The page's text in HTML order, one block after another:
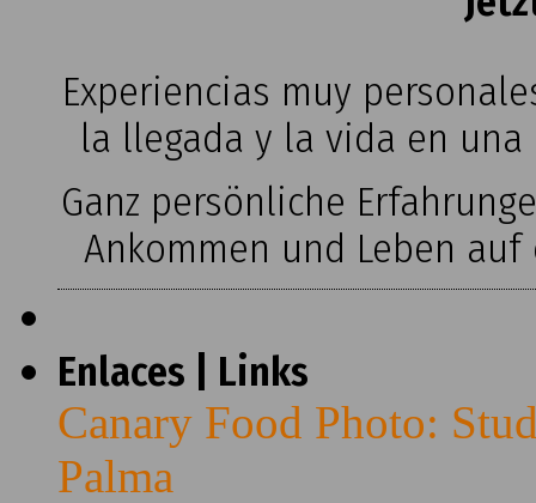
Experiencias muy
la llegada y la vida en
Ganz persönliche
Ankommen und Leben
Enlaces | Links
Canary Food Photo:
Palma